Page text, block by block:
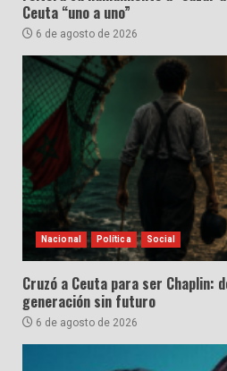
Ceuta “uno a uno”
6 de agosto de 2026
Nacional Política Social
Cruzó a Ceuta para ser Chaplin:
generación sin futuro
6 de agosto de 2026